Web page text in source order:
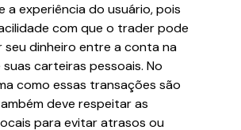
a experiência do usuário, pois
com que o trader pode
seu dinheiro entre a conta na
carteiras pessoais. No
como essas transações são
deve respeitar as
para evitar atrasos ou